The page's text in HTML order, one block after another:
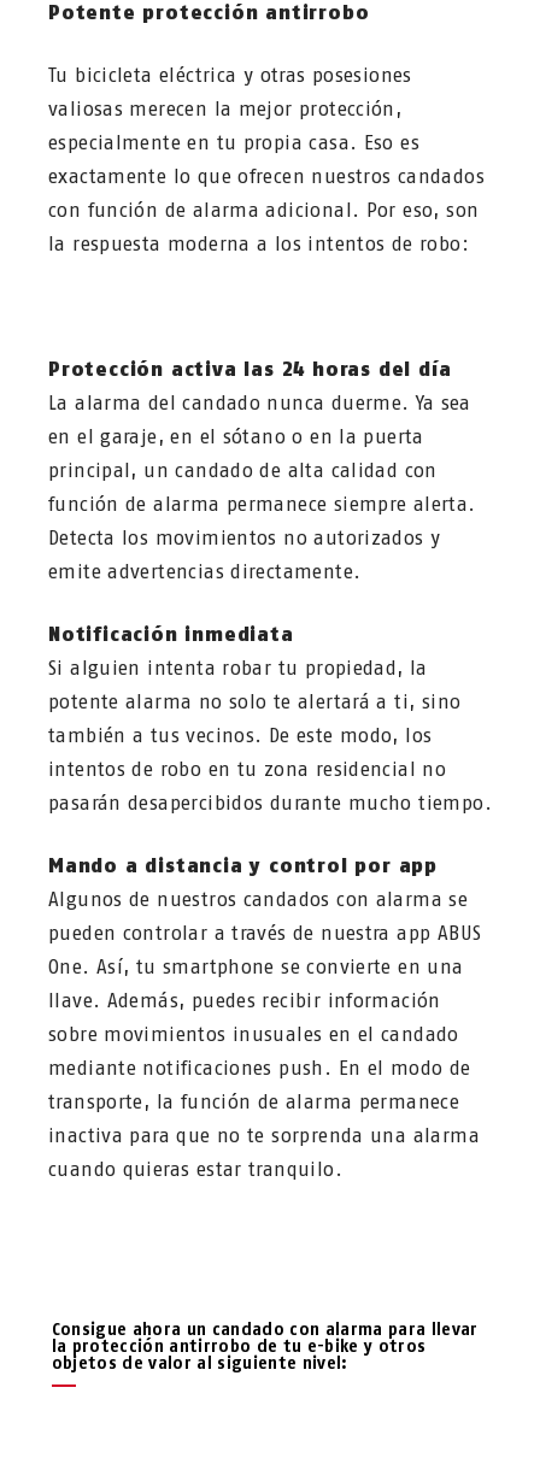
Potente protección antirrobo
Tu bicicleta eléctrica y otras posesiones
valiosas merecen la mejor protección,
especialmente en tu propia casa. Eso es
exactamente lo que ofrecen nuestros candados
con función de alarma adicional. Por eso, son
la respuesta moderna a los intentos de robo:
Protección activa las 24 horas del día
La alarma del candado nunca duerme. Ya sea
en el garaje, en el sótano o en la puerta
principal, un candado de alta calidad con
función de alarma permanece siempre alerta.
Detecta los movimientos no autorizados y
emite advertencias directamente.
Notificación inmediata
Si alguien intenta robar tu propiedad, la
potente alarma no solo te alertará a ti, sino
también a tus vecinos. De este modo, los
intentos de robo en tu zona residencial no
pasarán desapercibidos durante mucho tiempo.
Mando a distancia y control por app
Algunos de nuestros candados con alarma se
pueden controlar a través de nuestra app ABUS
One. Así, tu smartphone se convierte en una
llave. Además, puedes recibir información
sobre movimientos inusuales en el candado
mediante notificaciones push. En el modo de
transporte, la función de alarma permanece
inactiva para que no te sorprenda una alarma
cuando quieras estar tranquilo.
Consigue ahora un candado con alarma para llevar
la protección antirrobo de tu e-bike y otros
objetos de valor al siguiente nivel: